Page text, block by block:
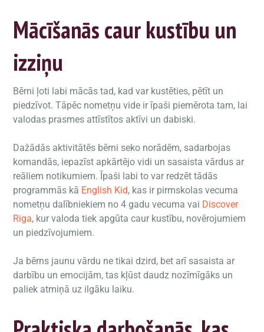
Mācīšanās caur kustību un
izziņu
Bērni ļoti labi mācās tad, kad var kustēties, pētīt un
piedzīvot. Tāpēc nometņu vide ir īpaši piemērota tam, lai
valodas prasmes attīstītos aktīvi un dabiski.
Dažādās aktivitātēs bērni seko norādēm, sadarbojas
komandās, iepazīst apkārtējo vidi un sasaista vārdus ar
reāliem notikumiem. Īpaši labi to var redzēt tādās
programmās kā English Kid, kas ir pirmskolas vecuma
nometņu dalībniekiem no 4 gadu vecuma vai Discover
Riga, kur valoda tiek apgūta caur kustību, novērojumiem
un piedzīvojumiem.
Ja bērns jaunu vārdu ne tikai dzird, bet arī sasaista ar
darbību un emocijām, tas kļūst daudz nozīmīgāks un
paliek atmiņā uz ilgāku laiku.